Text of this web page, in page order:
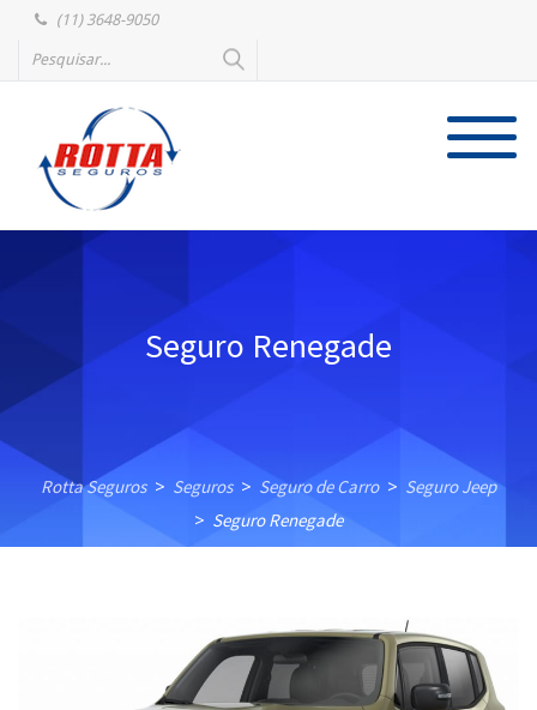
(11) 3648-9050
Seguro Renegade
Rotta Seguros > Seguros > Seguro de Carro > Seguro Jeep
> Seguro Renegade